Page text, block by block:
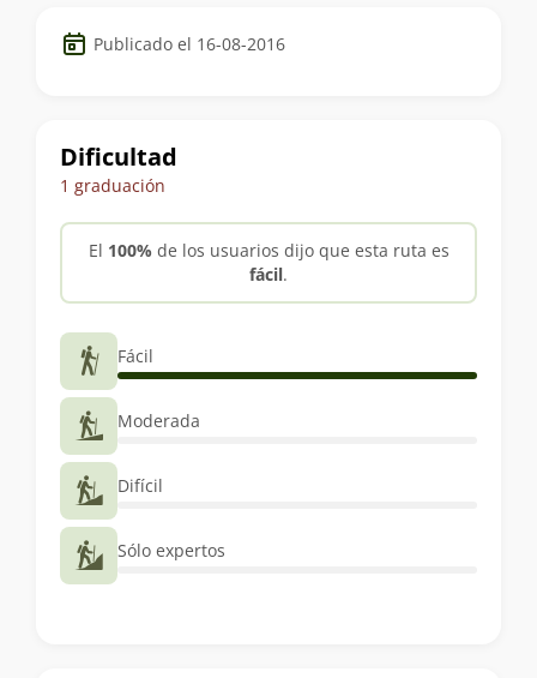
Datos
del Publicado el 16-08-2016
Dificultad
1 graduación
El 100% de los usuarios dijo que esta ruta es
fácil.
Fácil
Moderada
Difícil
Sólo expertos